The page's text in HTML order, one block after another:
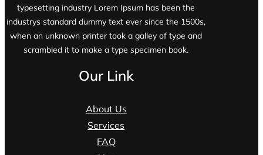
typesetting industry Lorem Ipsum has been the
industrys standard dummy text ever since the 1500s,
when an unknown printer took a galley of type and
scrambled it to make a type specimen book.
Our Link
About Us
Services
FAQ